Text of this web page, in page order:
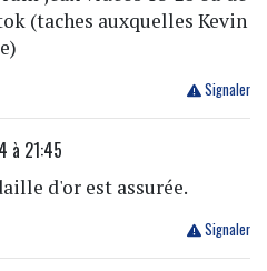
(taches auxquelles Kevin
Signaler
à 21:45
d'or est assurée.
Signaler